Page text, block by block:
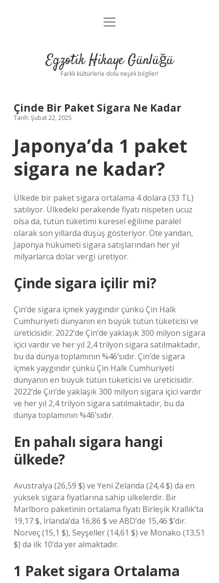
Anasayfa
Yasal Uyarı
menüyü
Egzotik Hikaye Günlüğü
Farklı kültürlerle dolu neşeli bilgiler!
Çinde Bir Paket Sigara Ne Kadar
Tarih: Şubat 22, 2025
Japonya’da 1 paket
sigara ne kadar?
Ülkede bir paket sigara ortalama 4 dolara (33 TL)
satılıyor. Ülkedeki perakende fiyatı nispeten ucuz
olsa da, tütün tüketimi küresel eğilime paralel
olarak son yıllarda düşüş gösteriyor. Öte yandan,
Japonya hükümeti sigara satışlarından her yıl
milyarlarca dolar vergi üretiyor.
Çinde sigara içilir mi?
Çin’de sigara içmek yaygındır çünkü Çin Halk
Cumhuriyeti dünyanın en büyük tütün tüketicisi ve
üreticisidir. 2022’de Çin’de yaklaşık 300 milyon sigara
içici vardır ve her yıl 2,4 trilyon sigara satılmaktadır,
bu da dünya toplamının %46’sıdır. Çin’de sigara
içmek yaygındır çünkü Çin Halk Cumhuriyeti
dünyanın en büyük tütün tüketicisi ve üreticisidir.
2022’de Çin’de yaklaşık 300 milyon sigara içici vardır
ve her yıl 2,4 trilyon sigara satılmaktadır, bu da
dünya toplamının %46’sıdır.
En pahalı sigara hangi
ülkede?
Avustralya (26,59 $) ve Yeni Zelanda (24,4 $) da en
yüksek sigara fiyatlarına sahip ülkelerdir. Bir
Marlboro paketinin ortalama fiyatı Birleşik Krallık’ta
19,17 $, İrlanda’da 16,86 $ ve ABD’de 15,46 $’dır.
Norveç (15,1 $), Seyşeller (14,61 $) ve Monako (13,51
$) da ilk 10’da yer almaktadır.
1 Paket sigara Ortalama